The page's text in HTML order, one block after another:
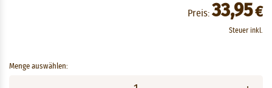
Preis: 33,95€
Steuer inkl.
Menge auswählen: